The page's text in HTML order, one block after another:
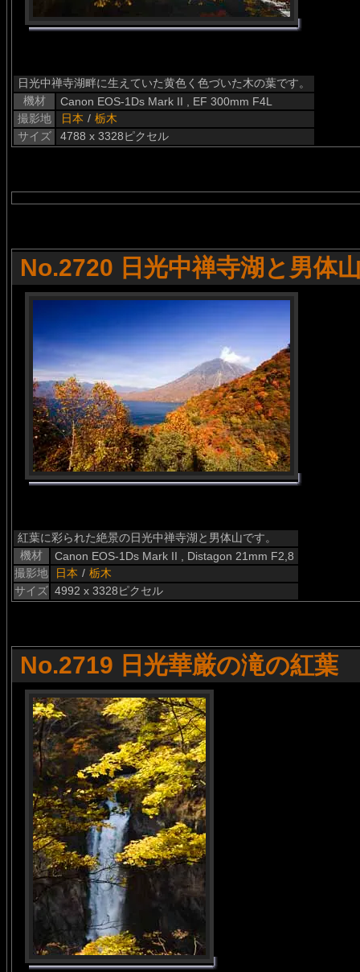
日光中禅寺湖畔に生えていた黄色く色づいた木の葉です。
機材
Canon EOS-1Ds Mark II , EF 300mm F4L
撮影地
日本 / 栃木
サイズ
4788 x 3328ピクセル
No.2720 日光中禅寺湖と男体
紅葉に彩られた絶景の日光中禅寺湖と男体山です。
機材
Canon EOS-1Ds Mark II , Distagon 21mm F2,8
撮影地
日本 / 栃木
サイズ 4992 x 3328ピクセル
No.2719 日光華厳の滝の紅葉